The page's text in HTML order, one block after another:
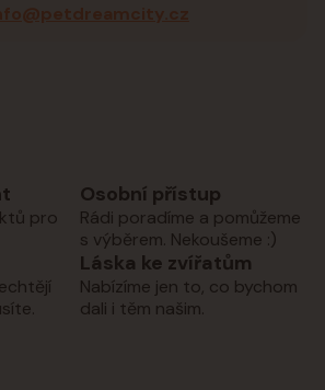
pro
Osobní přístup
Rádi poradíme a pomůžeme
s výběrem. Nekoušeme :)
Láska ke zvířatům
Nabízíme jen to, co bychom
dali i těm našim.